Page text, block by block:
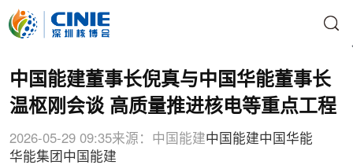
中国能建董事长倪真与中国华能董事长
温枢刚会谈 高质量推进核电等重点工程
2026-05-29 09:35来源：中国能建中国能建中国华能
华能集团 中国能建